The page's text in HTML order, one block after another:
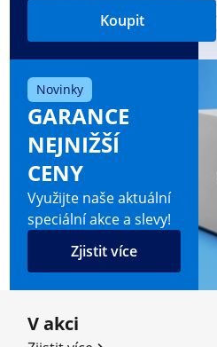
Koupit
Novinky
GARANCE
NEJNIŽŠÍ
CENY
Využijte naše aktuální
speciální akce a slevy!
Zjistit více
V akci